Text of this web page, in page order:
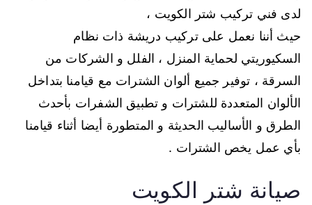
لدى فني تركيب شتر الكويت ،
حيث أننا نعمل على تركيب دريشة ذات نظام
السكيوريتي لحماية المنزل ، الفلل و الشركات من
السرقة ، توفير جميع ألوان الشترات مع قيامنا بتداخل
الألوان المتعددة للشترات و تطبيق الشفرات بأحدث
الطرق و الأساليب الحديثة و المتطورة أيضا أثناء قيامنا
بأي عمل يخص الشترات .
صيانة شتر الكويت